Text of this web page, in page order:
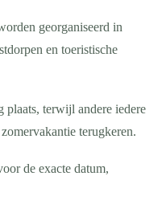
georganiseerd in
en toeristische
plaats, terwijl andere iedere
terugkeren.
de exacte datum,